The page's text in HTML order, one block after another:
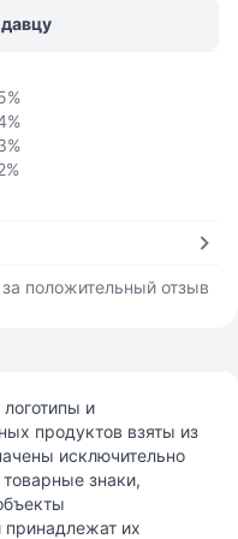
за положительный отзыв
и
продуктов взяты из
исключительно
знаки,
принадлежат их